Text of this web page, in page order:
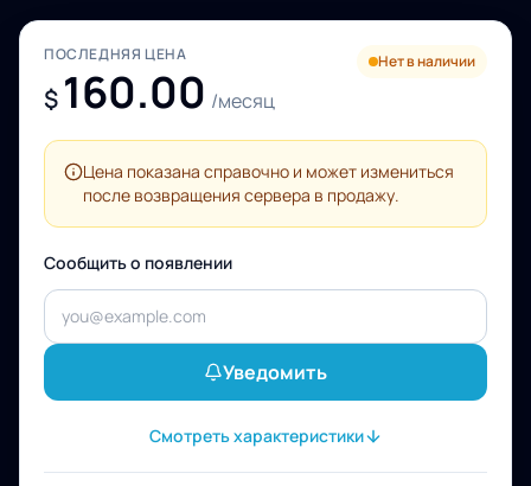
ПОСЛЕДНЯЯ ЦЕНА
$ 160.00 /месяц
Нет в наличии
Цена показана справочно и может измениться
после возвращения сервера в продажу.
Сообщить о появлении
Уведомить
Смотреть характеристики